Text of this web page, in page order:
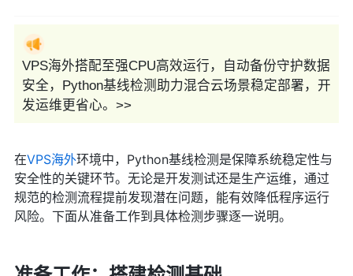
VPS海外搭配至强CPU高效运行，自动备份守护数据
安全，Python基线检测助力混合云场景稳定部署，开
发运维更省心。>>
在VPS海外环境中，Python基线检测是保障系统稳定性与
安全性的关键环节。无论是开发测试还是生产运维，通过
规范的检测流程提前发现潜在问题，能有效降低程序运行
风险。下面从准备工作到具体检测步骤逐一说明。